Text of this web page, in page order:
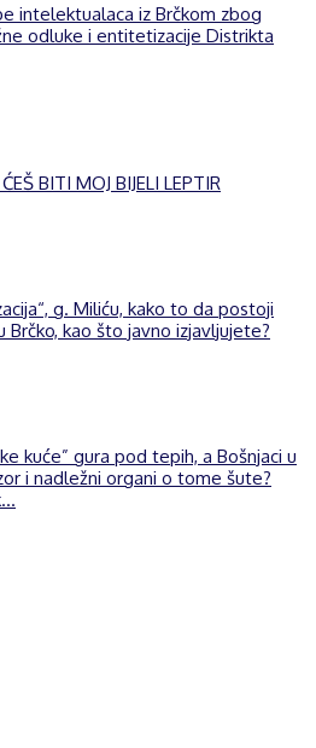
intelektualaca iz Brčkom zbog
odluke i entitetizacije Distrikta
BITI MOJ BIJELI LEPTIR
g. Miliću, kako to da postoji
kao što javno izjavljujete?
kuće” gura pod tepih, a Bošnjaci u
i nadležni organi o tome šute?